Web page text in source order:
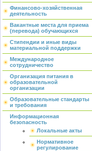
Финансово-хозяйственная
деятельность
Вакантные места для приема
(перевода) обучающихся
Стипендии и иные виды
материальной поддержки
Международное
сотрудничество
Организация питания в
образовательной
организации
Образовательные стандарты
и требования
Информационная
безопасность
Локальные акты
Нормативное
регулирование